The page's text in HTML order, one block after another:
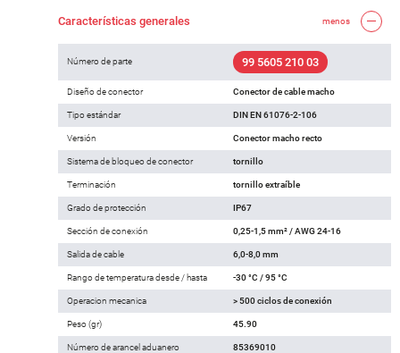
Características generales menos
Número de parte 99 5605 210 03
Diseño de conector Conector de cable macho
Tipo estándar DIN EN 61076-2-106
Versión Conector macho recto
Sistema de bloqueo de conector tornillo
Terminación tornillo extraíble
Grado de protección IP67
Sección de conexión 0,25-1,5 mm² / AWG 24-16
Salida de cable 6,0-8,0 mm
Rango de temperatura desde / hasta -30 °C / 95 °C
Operacion mecanica > 500 ciclos de conexión
Peso (gr) 45.90
Número de arancel aduanero 85369010